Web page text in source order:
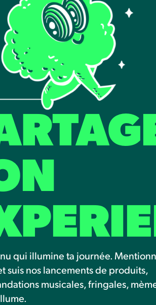
qui illumine ta journée.
suis nos lancements de produits,
musicales, fringales,